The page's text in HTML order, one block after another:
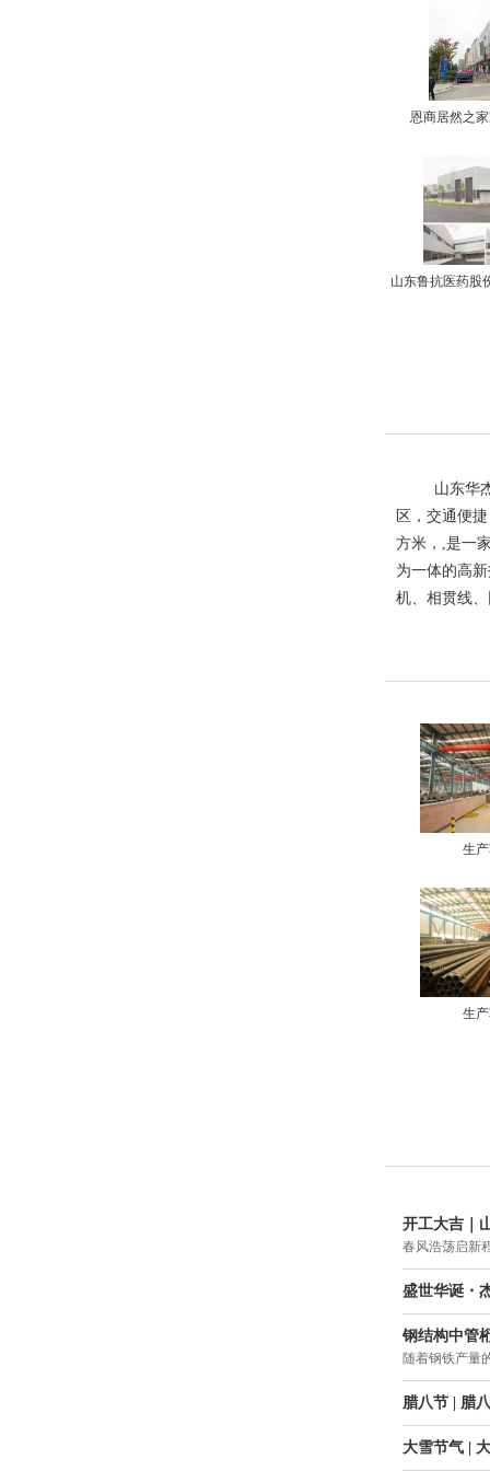
恩商居然之
山东鲁抗医药股
山东华
区，交通便
方米，,是一
为一体的高
机、相贯线
生
生
开工大吉｜
春风浩荡启新
盛世华诞・
钢结构中管
随着钢铁产量
腊八节 | 腊
大雪节气 |